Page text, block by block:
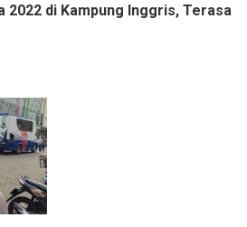
2022 di Kampung Inggris, Terasa